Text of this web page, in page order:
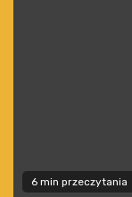
6 min przeczytania